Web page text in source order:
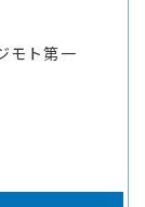
モト第一